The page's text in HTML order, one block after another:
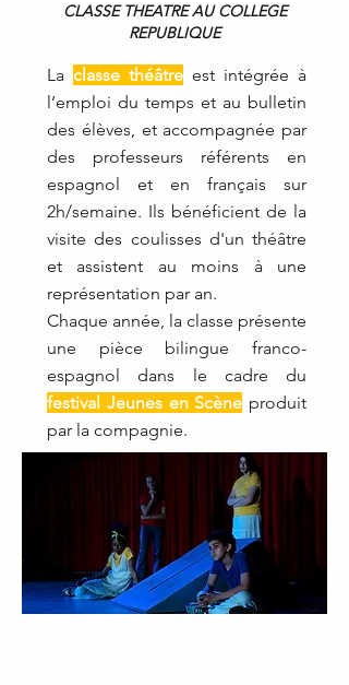
CLASSE THEATRE AU COLLEGE
REPUBLIQUE
La classe théâtre est intégrée à
l’emploi du temps et au bulletin
des élèves, et accompagnée par
des professeurs référents en
espagnol et en français sur
2h/semaine. Ils bénéficient de la
visite des coulisses d'un théâtre
et assistent au moins à une
représentation par an.
Chaque année, la classe présente
une pièce bilingue franco-
espagnol dans le cadre du
festival Jeunes en Scène produit
par la compagnie.